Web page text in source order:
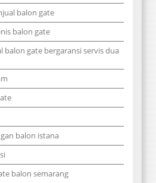
balon gate
balon gate
balon gate bergaransi servis dua
balon istana
balon semarang